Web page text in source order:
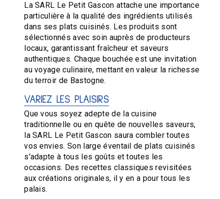
La SARL Le Petit Gascon attache une importance
particulière à la qualité des ingrédients utilisés
dans ses plats cuisinés. Les produits sont
sélectionnés avec soin auprès de producteurs
locaux, garantissant fraîcheur et saveurs
authentiques. Chaque bouchée est une invitation
au voyage culinaire, mettant en valeur la richesse
du terroir de Bastogne.
VARIEZ LES PLAISIRS
Que vous soyez adepte de la cuisine
traditionnelle ou en quête de nouvelles saveurs,
la SARL Le Petit Gascon saura combler toutes
vos envies. Son large éventail de plats cuisinés
s'adapte à tous les goûts et toutes les
occasions. Des recettes classiques revisitées
aux créations originales, il y en a pour tous les
palais.